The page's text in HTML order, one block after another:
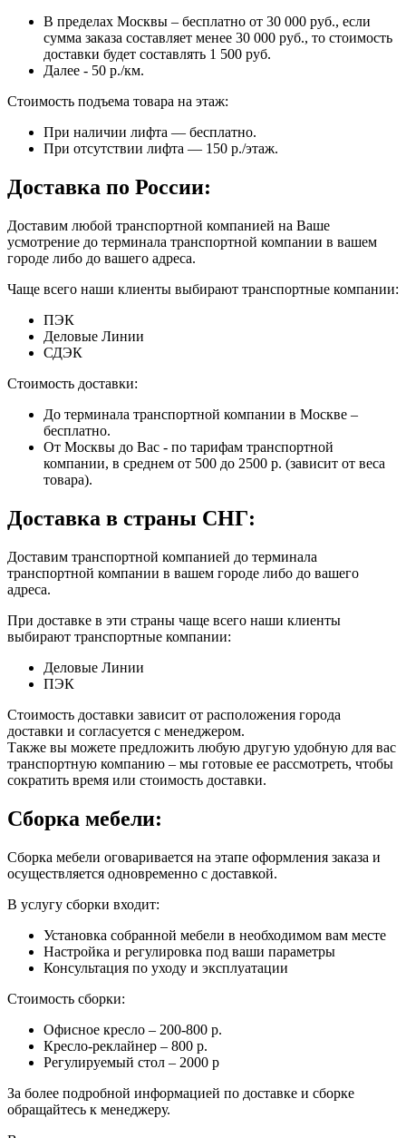
В пределах Москвы – бесплатно от 30 000 руб., если
сумма заказа составляет менее 30 000 руб., то стоимость
доставки будет составлять 1 500 руб.
Далее - 50 р./км.
Стоимость подъема товара на этаж:
При наличии лифта — бесплатно.
При отсутствии лифта — 150 р./этаж.
Доставка по России:
Доставим любой транспортной компанией на Ваше
усмотрение до терминала транспортной компании в вашем
городе либо до вашего адреса.
Чаще всего наши клиенты выбирают транспортные компании:
ПЭК
Деловые Линии
СДЭК
Стоимость доставки:
До терминала транспортной компании в Москве –
бесплатно.
От Москвы до Вас - по тарифам транспортной
компании, в среднем от 500 до 2500 р. (зависит от веса
товара).
Доставка в страны СНГ:
Доставим транспортной компанией до терминала
транспортной компании в вашем городе либо до вашего
адреса.
При доставке в эти страны чаще всего наши клиенты
выбирают транспортные компании:
Деловые Линии
ПЭК
Стоимость доставки зависит от расположения города
доставки и согласуется с менеджером.
Также вы можете предложить любую другую удобную для вас
транспортную компанию – мы готовые ее рассмотреть, чтобы
сократить время или стоимость доставки.
Сборка мебели:
Сборка мебели оговаривается на этапе оформления заказа и
осуществляется одновременно с доставкой.
В услугу сборки входит:
Установка собранной мебели в необходимом вам месте
Настройка и регулировка под ваши параметры
Консультация по уходу и эксплуатации
Стоимость сборки:
Офисное кресло – 200-800 р.
Кресло-реклайнер – 800 р.
Регулируемый стол – 2000 р
За более подробной информацией по доставке и сборке
обращайтесь к менеджеру.